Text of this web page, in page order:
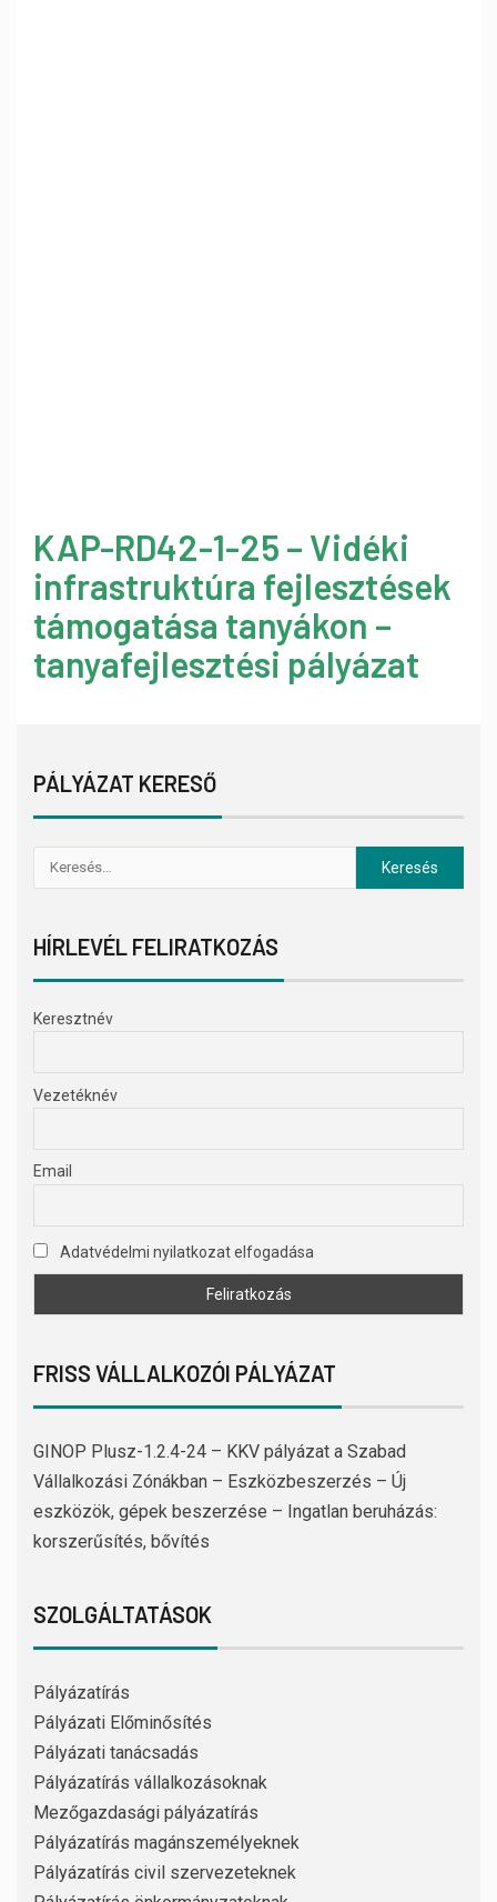
KAP-RD42-1-25 – Vidéki
infrastruktúra fejlesztések
támogatása tanyákon –
tanyafejlesztési pályázat
PÁLYÁZAT KERESŐ
HÍRLEVÉL FELIRATKOZÁS
Keresztnév
Vezetéknév
Email
Adatvédelmi nyilatkozat elfogadása
FRISS VÁLLALKOZÓI PÁLYÁZAT
GINOP Plusz-1.2.4-24 – KKV pályázat a Szabad
Vállalkozási Zónákban – Eszközbeszerzés – Új
eszközök, gépek beszerzése – Ingatlan beruházás:
korszerűsítés, bővítés
SZOLGÁLTATÁSOK
Pályázatírás
Pályázati Előminősítés
Pályázati tanácsadás
Pályázatírás vállalkozásoknak
Mezőgazdasági pályázatírás
Pályázatírás magánszemélyeknek
Pályázatírás civil szervezeteknek